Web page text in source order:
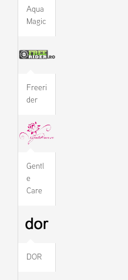
Aqua
Magic
Freeri
der
Gentl
e
Care
DOR